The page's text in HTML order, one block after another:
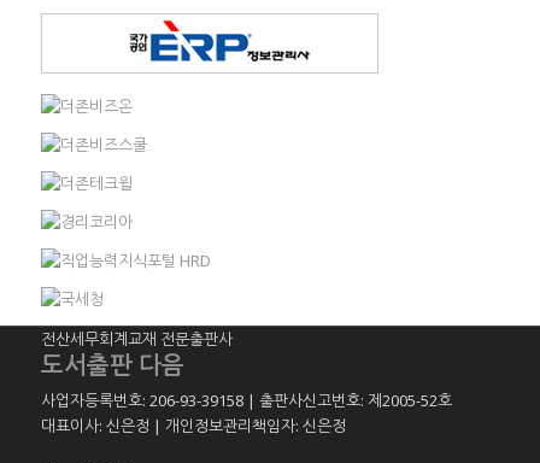
전산세무회계교재 전문출판사
도서출판 다음
사업자등록번호: 206-93-39158 | 출판사신고번호: 제2005-52호
대표이사: 신은정 | 개인정보관리책임자: 신은정